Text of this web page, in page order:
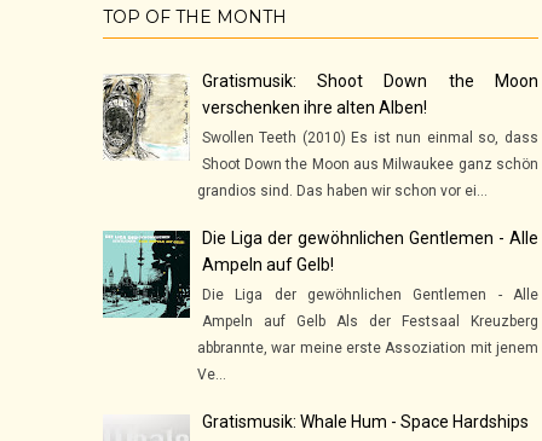
TOP OF THE MONTH
Gratismusik: Shoot Down the Moon
verschenken ihre alten Alben!
Swollen Teeth (2010) Es ist nun einmal so, dass
Shoot Down the Moon aus Milwaukee ganz schön
grandios sind. Das haben wir schon vor ei...
Die Liga der gewöhnlichen Gentlemen - Alle
Ampeln auf Gelb!
Die Liga der gewöhnlichen Gentlemen - Alle
Ampeln auf Gelb Als der Festsaal Kreuzberg
abbrannte, war meine erste Assoziation mit jenem
Ve...
Gratismusik: Whale Hum - Space Hardships